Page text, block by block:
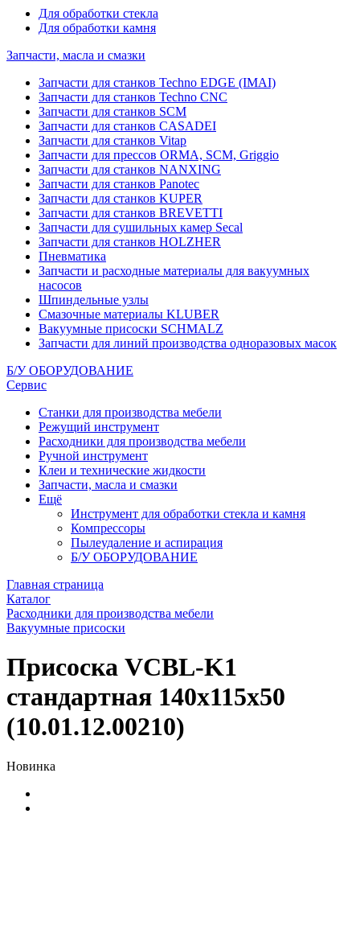
Для обработки стекла
Для обработки камня
Запчасти, масла и смазки
Запчасти для станков Techno EDGE (IMAI)
Запчасти для станков Techno CNC
Запчасти для станков SCM
Запчасти для станков CASADEI
Запчасти для станков Vitap
Запчасти для прессов ORMA, SCM, Griggio
Запчасти для станков NANXING
Запчасти для станков Panotec
Запчасти для станков KUPER
Запчасти для станков BREVETTI
Запчасти для сушильных камер Secal
Запчасти для станков HOLZHER
Пневматика
Запчасти и расходные материалы для вакуумных
насосов
Шпиндельные узлы
Смазочные материалы KLUBER
Вакуумные присоски SCHMALZ
Запчасти для линий производства одноразовых масок
Б/У ОБОРУДОВАНИЕ
Сервис
Станки для производства мебели
Режущий инструмент
Расходники для производства мебели
Ручной инструмент
Клеи и технические жидкости
Запчасти, масла и смазки
Ещё
Инструмент для обработки стекла и камня
Компрессоры
Пылеудаление и аспирация
Б/У ОБОРУДОВАНИЕ
Главная страница
Каталог
Расходники для производства мебели
Вакуумные присоски
Присоска VCBL-K1
стандартная 140х115х50
(10.01.12.00210)
Новинка